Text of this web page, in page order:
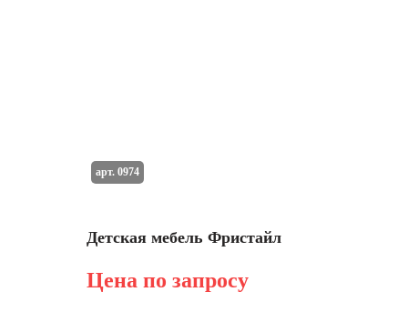
Детская мебель Фристайл
Цена по запросу
арт. 0974